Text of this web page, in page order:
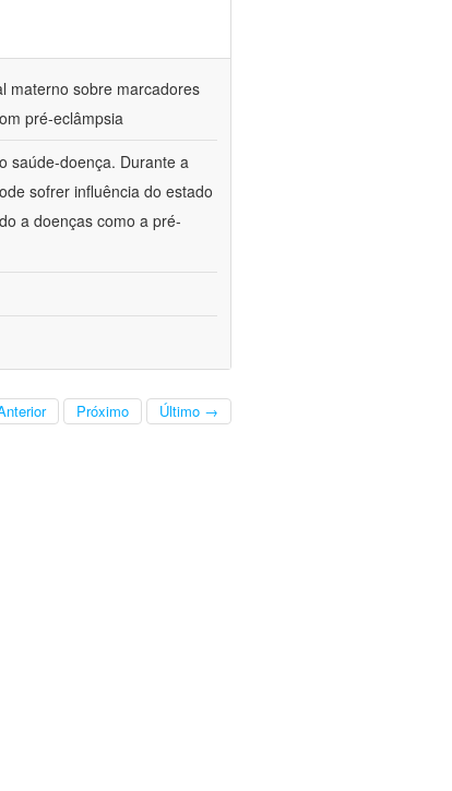
materno sobre marcadores
pré-eclâmpsia
saúde-doença. Durante a
sofrer influência do estado
a doenças como a pré-
Próximo Último →